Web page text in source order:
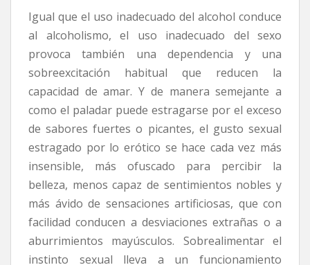
Igual que el uso inadecuado del alcohol conduce
al alcoholismo, el uso inadecuado del sexo
provoca también una dependencia y una
sobreexcitación habitual que reducen la
capacidad de amar. Y de manera semejante a
como el paladar puede estragarse por el exceso
de sabores fuertes o picantes, el gusto sexual
estragado por lo erótico se hace cada vez más
insensible, más ofuscado para percibir la
belleza, menos capaz de sentimientos nobles y
más ávido de sensaciones artificiosas, que con
facilidad conducen a desviaciones extrañas o a
aburrimientos mayúsculos. Sobrealimentar el
instinto sexual lleva a un funcionamiento